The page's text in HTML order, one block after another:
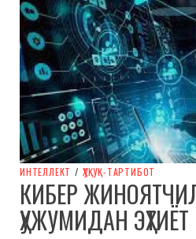
ИНТЕЛЛЕКТ / ҲУҚУҚ-ТАРТИБОТ
КИБЕР
ҲУЖУМИДАН